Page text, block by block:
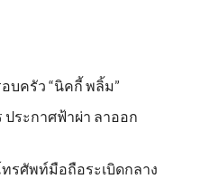
บครัว “นิคกี้ พลิ้ม”
ประกาศฟ้าผ่า ลาออก
รศัพท์มือถือระเบิดกลาง